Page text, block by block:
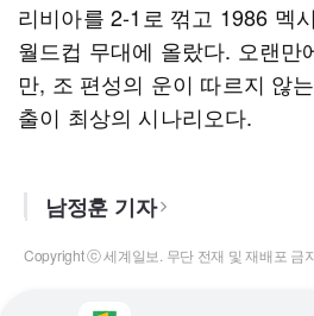
리비아를 2-1로 꺾고 1986 멕
월드컵 무대에 올랐다. 오랜만
만, 조 편성의 운이 따르지 않
출이 최상의 시나리오다.
남정훈 기자
Copyright ⓒ 세계일보. 무단 전재 및 재배포 금